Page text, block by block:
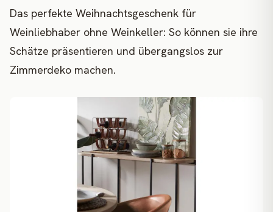
Das perfekte Weihnachtsgeschenk für
Weinliebhaber ohne Weinkeller: So können sie ihre
Schätze präsentieren und übergangslos zur
Zimmerdeko machen.